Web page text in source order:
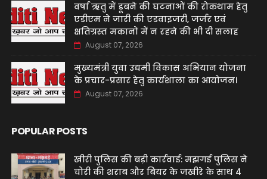
वर्षा ऋतु में डूबने की घटनाओं की रोकथाम हेतु
एडीएम ने जारी की एडवाइजरी, जर्जर एवं
क्षतिग्रस्त मकानों में न रहने की भी दी सलाह
August 07, 2026
मुख्यमंत्री युवा उद्यमी विकास अभियान योजना
के प्रचार-प्रसार हेतु कार्यशाला का आयोजन।
August 07, 2026
POPULAR POSTS
खीरी पुलिस की बड़ी कार्रवाई: मझगई पुलिस ने
चोरी की शराब और बियर के जखीरे के साथ 4